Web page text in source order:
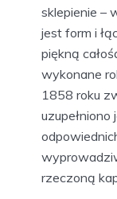
sklepienie –
jest form i
piękną
wykonane
1858 roku
uzupełniono
rzeczoną